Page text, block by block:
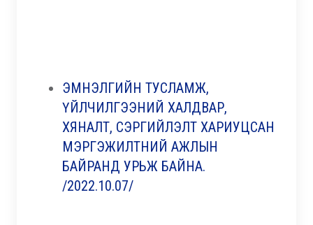
ЭМНЭЛГИЙН ТУСЛАМЖ,
ҮЙЛЧИЛГЭЭНИЙ ХАЛДВАР,
ХЯНАЛТ, СЭРГИЙЛЭЛТ ХАРИУЦСАН
МЭРГЭЖИЛТНИЙ АЖЛЫН
БАЙРАНД УРЬЖ БАЙНА.
/2022.10.07/